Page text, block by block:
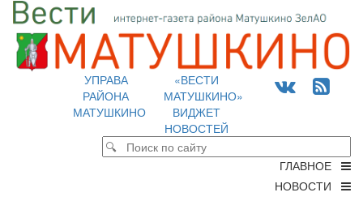
УПРАВА
РАЙОНА
МАТУШКИНО
«ВЕСТИ
МАТУШКИНО»
ВИДЖЕТ
НОВОСТЕЙ
ГЛАВНОЕ
НОВОСТИ